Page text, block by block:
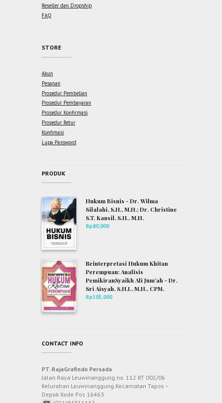
Reseller dan Dropship
FAQ
STORE
Akun
Pesanan
Prosedur Pembelian
Prosedur Pembayaran
Prosedur Konfirmasi
Prosedur Retur
Konfimasi
Lupa Password
PRODUK
Hukum Bisnis - Dr. Wilma
Silalahi, S.H., M.H.; Dr. Christine
S.T. Kansil, S.H., M.H.
Rp80,000
Reinterpretasi Hukum Khitan
Perempuan: Analisis
PemikiranSyaikh Ali Jum’ah - Dr.
Sri Aisyah, S.H.I., M.H., CPM.
Rp105,000
CONTACT INFO
PT. RajaGrafindo Persada
Jalan Raya Leuwinanggung no. 112 RT 002/06
Kelurahan Leuwinanggung Kecamatan Tapos –
Depok Kode Pos 16463